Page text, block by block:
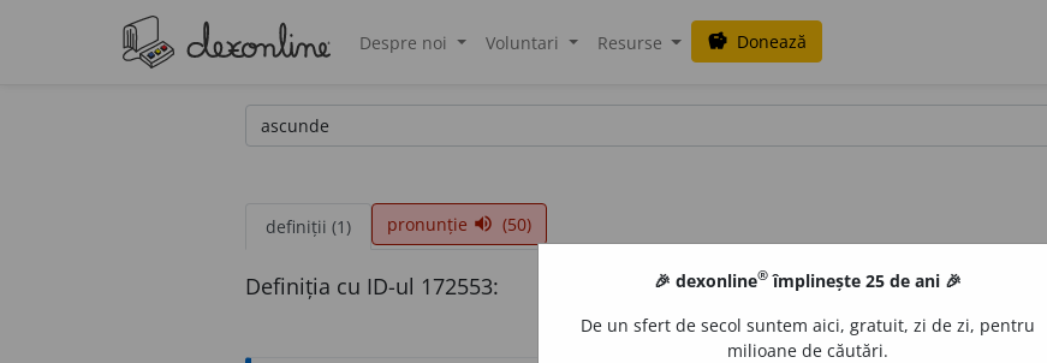
Despre noi Voluntari Resurse savings Donează
definiții (1) pronunție volume_up (50)
Definiția cu ID-ul 172553: 🎉 dexonline® împlinește 25 de ani 🎉
De un sfert de secol suntem aici, gratuit, zi de zi, pentru
milioane de căutări.